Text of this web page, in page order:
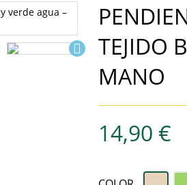

TEJIDO
MANO
14,90 €
Beige